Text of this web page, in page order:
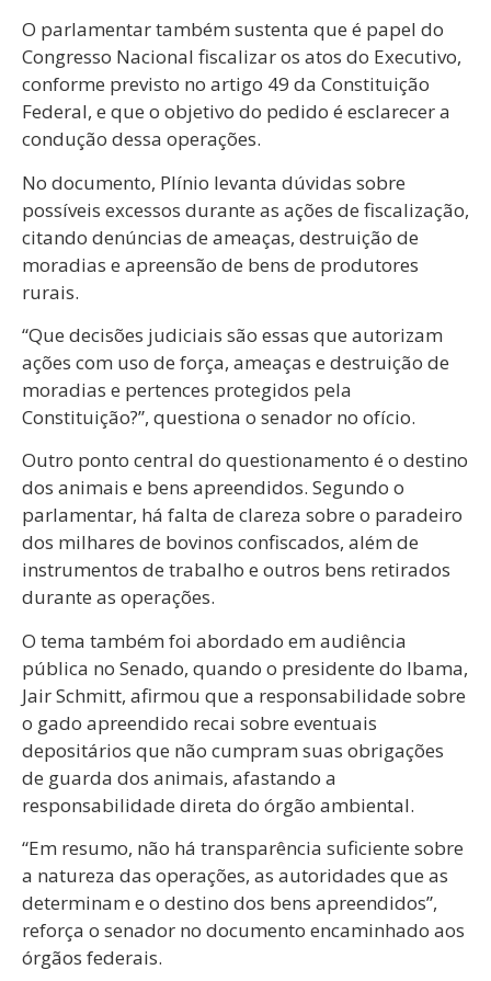
O parlamentar também sustenta que é papel do
Congresso Nacional fiscalizar os atos do Executivo,
conforme previsto no artigo 49 da Constituição
Federal, e que o objetivo do pedido é esclarecer a
condução dessa operações.
No documento, Plínio levanta dúvidas sobre
possíveis excessos durante as ações de fiscalização,
citando denúncias de ameaças, destruição de
moradias e apreensão de bens de produtores
rurais.
“Que decisões judiciais são essas que autorizam
ações com uso de força, ameaças e destruição de
moradias e pertences protegidos pela
Constituição?”, questiona o senador no ofício.
Outro ponto central do questionamento é o destino
dos animais e bens apreendidos. Segundo o
parlamentar, há falta de clareza sobre o paradeiro
dos milhares de bovinos confiscados, além de
instrumentos de trabalho e outros bens retirados
durante as operações.
O tema também foi abordado em audiência
pública no Senado, quando o presidente do Ibama,
Jair Schmitt, afirmou que a responsabilidade sobre
o gado apreendido recai sobre eventuais
depositários que não cumpram suas obrigações
de guarda dos animais, afastando a
responsabilidade direta do órgão ambiental.
“Em resumo, não há transparência suficiente sobre
a natureza das operações, as autoridades que as
determinam e o destino dos bens apreendidos”,
reforça o senador no documento encaminhado aos
órgãos federais.